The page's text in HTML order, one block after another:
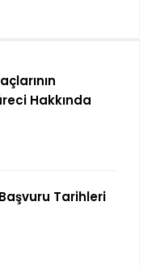
Hakkında
Tarihleri